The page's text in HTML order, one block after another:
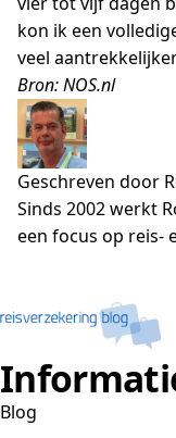
kon ik een
veel
Bron: NOS.nl
Geschreven door
Sinds 2002 werkt
een focus op reis-
Blog